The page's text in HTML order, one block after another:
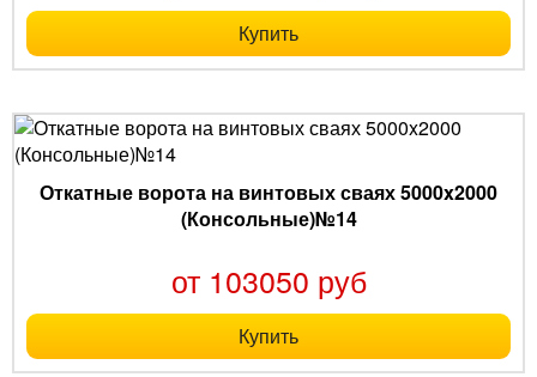
Купить
Откатные ворота на винтовых сваях 5000x2000
(Консольные)№14
от 103050 руб
Купить